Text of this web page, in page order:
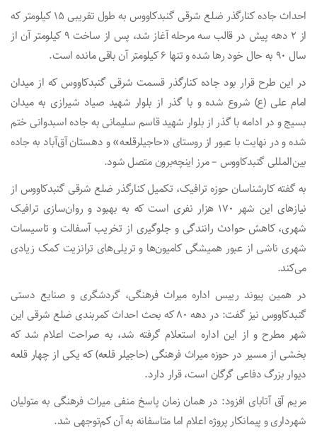
احداث جاده کنارگذر ضلع شرقی گنبدکاووس به طول تقریبی ۱۵ کیلومتر که
از ۲ دهه پیش در قالب سه مرحله آغاز شد، پس از ساخت ۹ کیلومتر آن از
سال ۹۰ به حال خود رها شده و تنها ۶ کیلومتر آن باقی مانده است.
در این طرح قرار بود جاده کنارگذر قسمت شرقی گنبدکاووس که از میدان
امام علی (ع) شروع شده و با گذر از بلوار شهید صیاد شیرازی به میدان
بسیج و در ادامه با گذر از بلوار شهید قاسم سلیمانی به جاده اسبدوانی ختم
شده و در نهایت با عبور از روستای «حاجیلرقلعه» و دهستان آق‌آباد به جاده
بین‌المللی گنبدکاووس – مرز اینچه‌برون متصل شود.
به گفته کارشناسان حوزه ترافیک، تکمیل کنارگذر ضلع شرقی گنبدکاووس از
نیازهای این شهر ۱۷۰ هزار نفری است که به بهبود و روان‌سازی ترافیک
شهری، کاهش حوادث رانندگی و جلوگیری از تخریب آسفالت و تاسیسات
شهری ناشی از عبور همیشگی کامیون‌ها و تریلی‌های ترانزیت کمک زیادی
می‌کند.
در همین پیوند رییس اداره میراث فرهنگی، گردشگری و صنایع دستی
گنبدکاووس نیز گفت: در دهه ۸۰ که بحث احداث کمربندی ضلع شرقی این
شهر مطرح و از این اداره استعلام گرفته شد، به صراحت اعلام شد که
بخشی از مسیر در حوزه میراث فرهنگی (حاجیلر قلعه) که یکی از چهار قلعه
دیوار بزرگ دفاعی گرگان است، قرار دارد.
مریم آق آتابای افزود: در همان زمان پاسخ منفی میراث فرهنگی به متولیان
شهرداری و پیمانکار پروژه اعلام اما متاسفانه به آن کم‌توجهی شد.